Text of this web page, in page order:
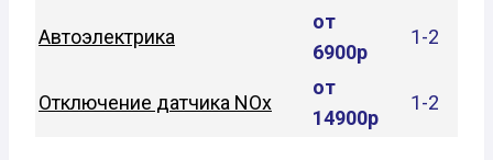
Автоэлектрика
от
6900р
1-2
Отключение датчика NOx
от
14900р
1-2